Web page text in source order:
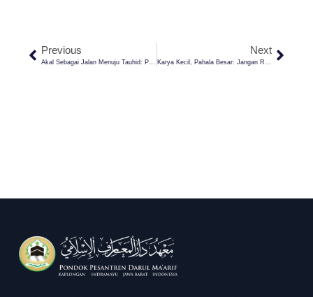
Previous
Akal Sebagai Jalan Menuju Tauhid: Perspektif Filosofis Dan Teologis Dalam Islam
Next
Karya Kecil, Pahala Besar: Jangan Remehkan Amalan Sehari-Hari